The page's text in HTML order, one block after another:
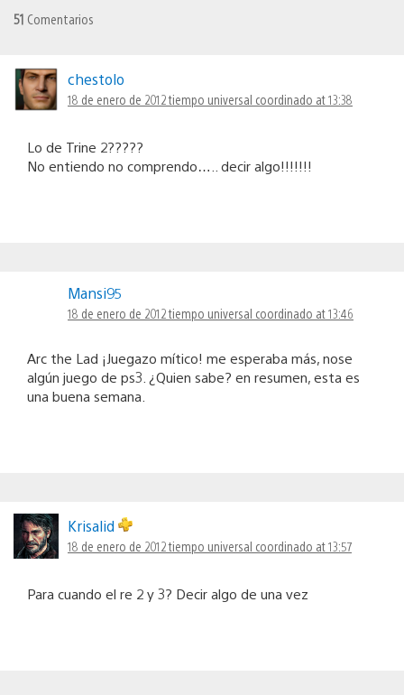
51 Comentarios
chestolo
18 de enero de 2012 tiempo universal coordinado at 13:38
Lo de Trine 2?????
No entiendo no comprendo….. decir algo!!!!!!!
Mansi95
18 de enero de 2012 tiempo universal coordinado at 13:46
Arc the Lad ¡Juegazo mítico! me esperaba más, nose
algún juego de ps3. ¿Quien sabe? en resumen, esta es
una buena semana.
Krisalid
18 de enero de 2012 tiempo universal coordinado at 13:57
Para cuando el re 2 y 3? Decir algo de una vez